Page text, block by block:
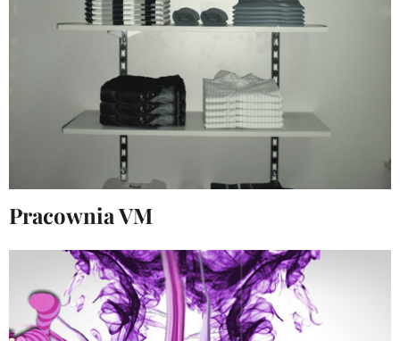
Pracownia VM